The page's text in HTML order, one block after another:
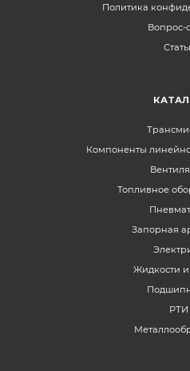
Политика
Вопрос-
Компоненты
Топливное
Запорная
Жидкости и
РТИ